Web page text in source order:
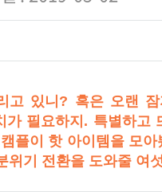
고 있니? 혹은 오랜
가 필요하지. 특별하고
플이 핫 아이템을 모
위기 전환을 도와줄 여